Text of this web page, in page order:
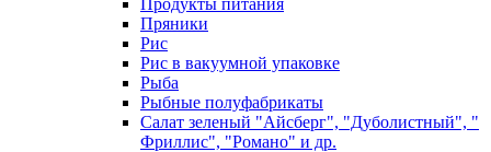
Продукты питания
Пряники
Рис
Рис в вакуумной упаковке
Рыба
Рыбные полуфабрикаты
Салат зеленый "Айсберг", "Дуболистный", "
Фриллис", "Романо" и др.